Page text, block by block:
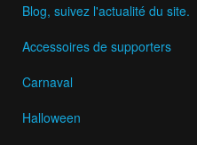
Blog, suivez l'actualité du site.
Accessoires de supporters
Carnaval
Halloween